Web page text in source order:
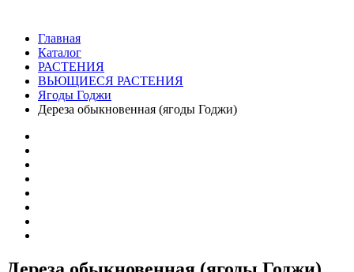
Главная
Каталог
РАСТЕНИЯ
ВЬЮЩИЕСЯ РАСТЕНИЯ
Ягоды Годжи
Дереза обыкновенная (ягоды Годжи)